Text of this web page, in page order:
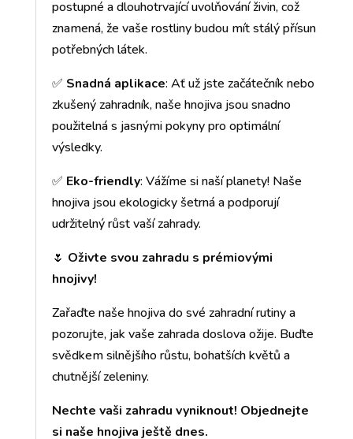
postupné a dlouhotrvající uvolňování živin, což
znamená, že vaše rostliny budou mít stálý přísun
potřebných látek.
✅ Snadná aplikace: Ať už jste začátečník nebo
zkušený zahradník, naše hnojiva jsou snadno
použitelná s jasnými pokyny pro optimální
výsledky.
✅ Eko-friendly: Vážíme si naší planety! Naše
hnojiva jsou ekologicky šetrná a podporují
udržitelný růst vaší zahrady.
🌷 Oživte svou zahradu s prémiovými
hnojivy!
Zařaďte naše hnojiva do své zahradní rutiny a
pozorujte, jak vaše zahrada doslova ožije. Buďte
svědkem silnějšího růstu, bohatších květů a
chutnější zeleniny.
Nechte vaši zahradu vyniknout! Objednejte
si naše hnojiva ještě dnes.